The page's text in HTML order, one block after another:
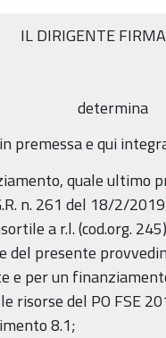
IL DIRIGENTE
determina
premessa e qui
quale ultimo
n. 261 del 18/2/
a r.l. (cod.org.
del presente
e per un
risorse del PO FSE
8.1;